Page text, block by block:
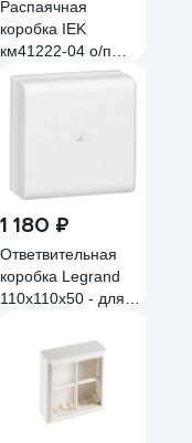
Распаячная
коробка IEK
км41222-04 о/п
104x104x44мм
1 180 ₽
Ответвительная
коробка Legrand
110x110x50 - для
DLPlus - белый
030326